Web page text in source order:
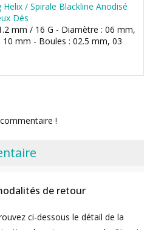
Helix / Spirale Blackline Anodisé
Dés
mm / 16 G - Diamètre : 06 mm,
mm - Boules : 02.5 mm, 03
!
de retour
ci-dessous le détail de la